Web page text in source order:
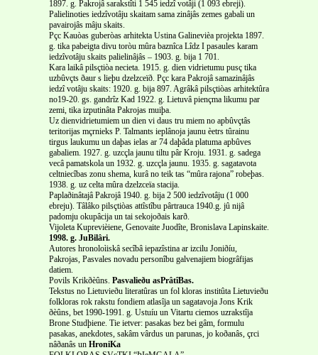
1897. g. Pakrojâ sarakstîti 1 545 iedzî votâji (1 093 ebreji).
Palielinoties iedzîvotâju skaitam sama zinâjâs zemes gabali un
pavairojâs mâju skaits.
Pçc Kauòas guberòas arhitekta Ustina Galinevièa projekta 1897.
g. tika pabeigta divu toròu mûra baznîca Lîdz I pasaules karam
iedzîvotâju skaits palielinâjâs – 1903. g. bija 1 701.
Kara laikâ pilsçtiòa necieta. 1915. g. dien vidrietumu pusç tika
uzbûvçts ðaur s lieþu dzelzceïð. Pçc kara Pakrojâ samazinâjâs
iedzî votâju skaits: 1920. g. bija 897. Agrâkâ pilsçtiòas arhitektûra
no19-20. gs. gandrîz Kad 1922. g. Lietuvâ piençma likumu par
zemi, tika izputinâta Pakrojas muiþa.
Uz dienvidrietumiem un dien vi daus tru miem no apbûvçtâs
teritorijas mçrnieks P. Talmants ieplânoja jaunu èetrs tûrainu
tirgus laukumu un daþas ielas ar 74 daþâda platuma apbûves
gabaliem. 1927. g. uzcçla jaunu tiltu pâr Kroju. 1931. g. sadega
vecâ pamatskola un 1932. g. uzcçla jaunu. 1935. g. sagatavota
celtniecîbas zonu shema, kurâ no teik tas “mûra rajona” robeþas.
1938. g. uz celta mûra dzelzceïa stacija.
Paplaðinâtajâ Pakrojâ 1940. g. bija 2 500 iedzîvotâju (1 000
ebreju). Tâlâko pilsçtiòas attîstîbu pârtrauca 1940.g. jû nijâ
padomju okupâcija un tai sekojoðais karð.
Vijoleta Kuprevièiene, Genovaite Juodîte, Bronislava Lapinskaite.
1998. g. JuBilâri.
Autores hronoloìiskâ secîbâ iepazîstina ar izcilu Joniðíu,
Pakrojas, Pasvales novadu personîbu galvenajiem biogrâfijas
datiem.
Povils Krikðèûns. Pasvalieðu asPrâtîBas.
Tekstus no Lietuvieðu literatûras un fol kloras institûta Lietuvieðu
folkloras rok rakstu fondiem atlasîja un sagatavoja Jons Krik
ðèûns, bet 1990-1991. g. Ustuíu un Vitartu ciemos uzrakstîja
Brone Studþiene. Tie ietver: pasakas bez bei gâm, formulu
pasakas, anekdotes, sakâm vârdus un parunas, jo koðanâs, çrci
nâðanâs un HroniKa